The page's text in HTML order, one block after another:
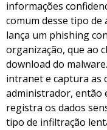
informações
comum desse tipo de
lança um phishing
organização, que ao
download do malware.
intranet e captura as
administrador, então
registra os dados
tipo de infiltração